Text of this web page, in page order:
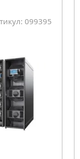
099395